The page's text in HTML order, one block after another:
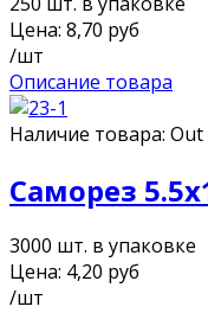
Цена: 8,70 руб
/шт
Описание товара
Наличие товара: Out
Саморез
3000 шт. в упаковке
Цена: 4,20 руб
/шт